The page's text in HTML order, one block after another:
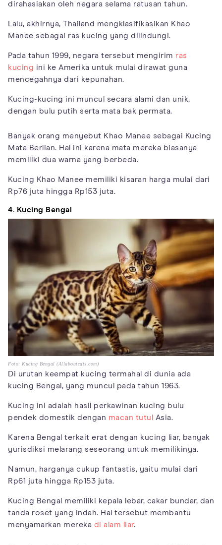
dirahasiakan oleh negara selama ratusan tahun.
Lalu, akhirnya, Thailand mengklasifikasikan Khao
Manee sebagai ras kucing yang dilindungi.
Pada tahun 1999, negara tersebut mengirim ras
kucing ini ke Amerika untuk mulai dirawat guna
mencegahnya dari kepunahan.
Kucing-kucing ini muncul secara alami dan unik,
dengan bulu putih serta mata bak permata.
Banyak orang menyebut Khao Manee sebagai Kucing
Mata Berlian. Hal ini karena mata mereka biasanya
memiliki dua warna yang berbeda.
Kucing Khao Manee memiliki kisaran harga mulai dari
Rp76 juta hingga Rp153 juta.
4. Kucing Bengal
Foto: Kucing Bengal (Allaboutcats.com)
Di urutan keempat kucing termahal di dunia ada
kucing Bengal, yang muncul pada tahun 1963.
Kucing ini adalah hasil perkawinan kucing bulu
pendek domestik dengan macan tutul Asia.
Karena Bengal terkait erat dengan kucing liar, banyak
yurisdiksi melarang seseorang untuk memilikinya.
Namun, harganya cukup fantastis, yaitu mulai dari
Rp61 juta hingga Rp153 juta.
Kucing Bengal memiliki kepala lebar, cakar bundar, dan
tanda roset yang indah. Hal tersebut membantu
menyamarkan mereka di alam liar.